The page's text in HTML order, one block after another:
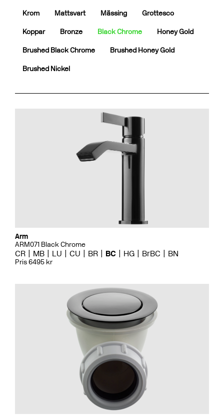
Krom Mattsvart Mässing Grottesco
Koppar Bronze Black Chrome Honey Gold
Brushed Black Chrome Brushed Honey Gold
Brushed Nickel
Arm
ARM071 Black Chrome
CR MB LU CU BR BC HG BrBC BN
Pris 6495 kr